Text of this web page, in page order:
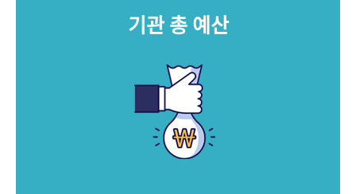
키워드로 보는 연구 역사
문서 기록물 행정박물
기관 총 예산